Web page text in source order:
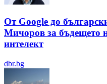
От Google до
Мичоров за бъдещето
интелект
dbr.bg